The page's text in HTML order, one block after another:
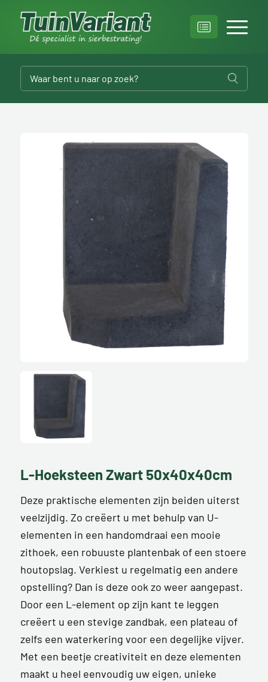
L-Hoeksteen Zwart 50x40x40cm
Deze praktische elementen zijn beiden uiterst
veelzijdig. Zo creëert u met behulp van U-
elementen in een handomdraai een mooie
zithoek, een robuuste plantenbak of een stoere
houtopslag. Verkiest u regelmatig een andere
opstelling? Dan is deze ook zo weer aangepast.
Door een L-element op zijn kant te leggen
creëert u een stevige zandbak, een plateau of
zelfs een waterkering voor een degelijke vijver.
Met een beetje creativiteit en deze elementen
maakt u heel eenvoudig uw eigen, unieke